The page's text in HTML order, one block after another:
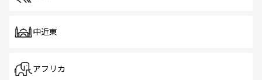
中近東
アフリカ